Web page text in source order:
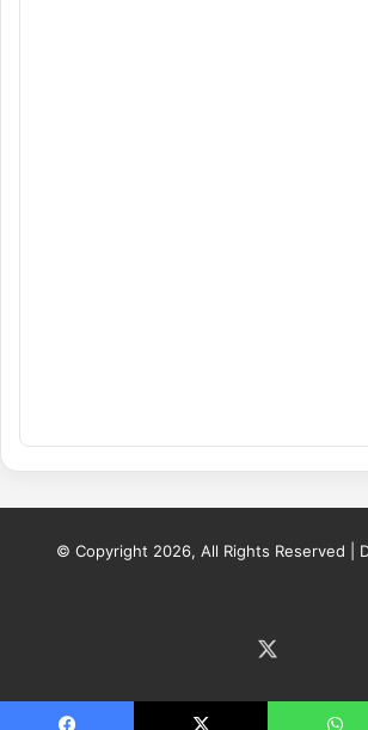
© Copyright 2026, All Rights Reserved |